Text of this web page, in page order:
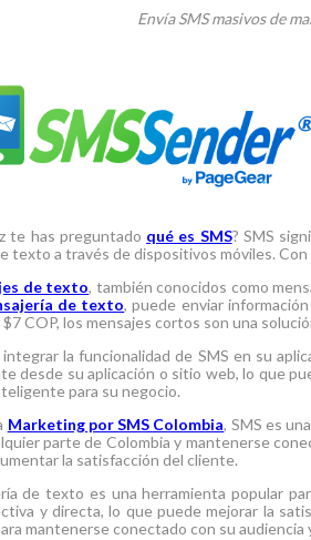
Envía SMS masivos de
te has preguntado qué es SMS? SMS
texto a través de dispositivos móviles. Con
de texto, también conocidos como
de texto, puede enviar
COP, los mensajes cortos son una
la funcionalidad de SMS en su
desde su aplicación o sitio web, lo que
para su negocio.
Marketing por SMS Colombia, SMS es
parte de Colombia y mantenerse
la satisfacción del cliente.
de texto es una herramienta popular
y directa, lo que puede mejorar la
mantenerse conectado con su audiencia